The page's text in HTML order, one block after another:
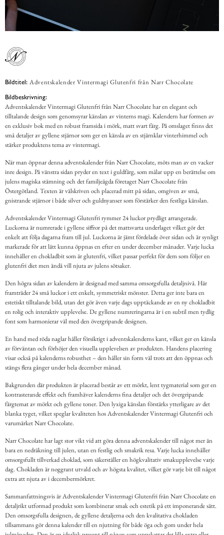
Bildtitel: Adventskalender Vintermagi Glutenfri från Narr Chocolate
Bildbeskrivning:
Adventskalender Vintermagi Glutenfri från Narr Chocolate har en elegant och
tilltalande design som genomsyrar känslan av vinterns magi. Kalendern har formen av
en exklusiv bok med en robust framsida i mörk, matt svart färg. På omslaget finns det
små detaljer av gyllene stjärnor som ger en känsla av en stjärnklar vinterhimmel och
stärker produktens tema av vintermagi.
När man öppnar denna adventskalender från Narr Chocolate, möts man av en vacker
inre design. På vänstra sidan pryder en text i guldfärg, som målar upp en berättelse om
julens magiska stämning och det familjeägda företaget Narr Chocolate från
Östergötland. Texten är välskriven och placerad mitt på sidan, omgiven av små,
gnistrande stjärnor i både silver och guldnyanser som förstärker den festliga känslan.
Adventskalender Vintermagi Glutenfri rymmer 24 luckor prydligt arrangerade.
Luckorna är numrerade i gyllene siffror på det mattsvarta underlaget vilket gör det
enkelt att följa dagarna fram till jul. Luckorna är jämt fördelade över sidan och är synligt
markerade för att lätt kunna öppnas en efter en under december månader. Varje lucka
innehåller en chokladbit som är glutenfri, vilket passar perfekt för dem som följer en
glutenfri diet men ändå vill njuta av julens sötsaker.
Den högra sidan av kalendern är designad med samma omsorgsfulla detaljnivå. Här
framträder 24 små luckor i ett enkelt, symmetriskt mönster. Detta ger inte bara en
estetiskt tilltalande bild, utan det gör även varje dags upptäckande av en ny chokladbit
en rolig och interaktiv upplevelse. De gyllene numreringarna är i en subtil men tydlig
font som harmonierar väl med den övergripande designen.
En hand med röda naglar håller försiktigt i adventskalenderns kant, vilket ger en känsla
av förväntan och förhöjer den visuella upplevelsen av produkten. Handens placering
visar också på kalenderns robusthet – den håller sin form väl trots att den öppnas och
stängs flera gånger under hela december månad.
Bakgrunden där produkten är placerad består av ett mörkt, lent tygmaterial som ger en
kontrasterande effekt och framhäver kalenderns fina detaljer och det övergripande
färgtemat av mörkt och gyllene toner. Den lyxiga känslan förstärks ytterligare av det
blanka tyget, vilket speglar kvaliteten hos Adventskalender Vintermagi Glutenfri och
varumärket Narr Chocolate.
Narr Chocolate har lagt stor vikt vid att göra denna adventskalender till något mer än
bara en nedräkning till julen, utan en festlig och smakrik resa. Varje lucka innehåller
omsorgsfullt tillverkad choklad, som säkerställer en högkvalitativ smakupplevelse varje
dag. Chokladen är noggrant utvald och av högsta kvalitet, vilket gör varje bit till något
extra att njuta av i decembermörkret.
Sammanfattningsvis är Adventskalender Vintermagi Glutenfri från Narr Chocolate en
detaljrikt utformad produkt som kombinerar smak och estetik på ett imponerande sätt.
Den omsorgsfulla designen, de gyllene detaljerna och den kvalitativa chokladen
tillsammans gör denna kalender till en njutning för både öga och gom under hela